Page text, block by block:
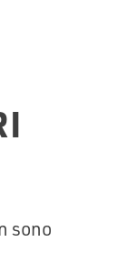
sono